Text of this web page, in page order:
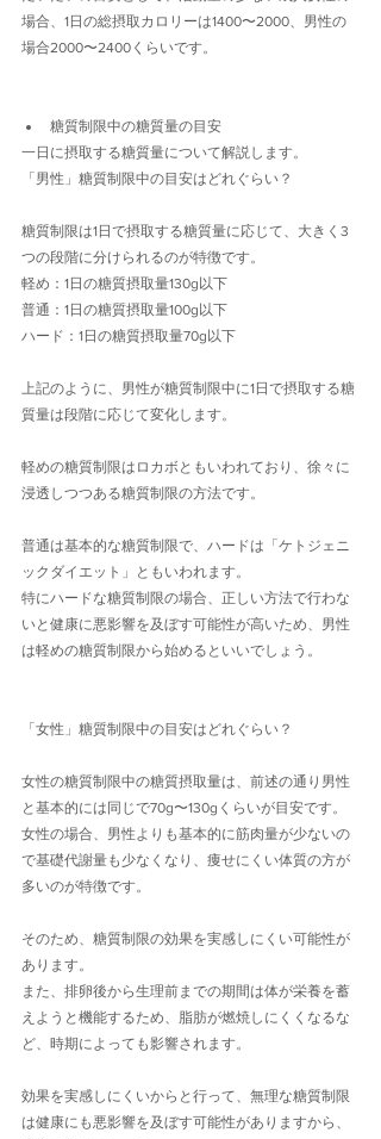
場合、1日の総摂取カロリーは1400〜2000、男性の
場合2000〜2400くらいです。
糖質制限中の糖質量の目安
一日に摂取する糖質量について解説します。
「男性」糖質制限中の目安はどれぐらい？
糖質制限は1日で摂取する糖質量に応じて、大きく3
つの段階に分けられるのが特徴です。
軽め：1日の糖質摂取量130g以下
普通：1日の糖質摂取量100g以下
ハード：1日の糖質摂取量70g以下
上記のように、男性が糖質制限中に1日で摂取する糖
質量は段階に応じて変化します。
軽めの糖質制限はロカボともいわれており、徐々に
浸透しつつある糖質制限の方法です。
普通は基本的な糖質制限で、ハードは「ケトジェニ
ックダイエット」ともいわれます。
特にハードな糖質制限の場合、正しい方法で行わな
いと健康に悪影響を及ぼす可能性が高いため、男性
は軽めの糖質制限から始めるといいでしょう。
「女性」糖質制限中の目安はどれぐらい？
女性の糖質制限中の糖質摂取量は、前述の通り男性
と基本的には同じで70g〜130gくらいが目安です。
女性の場合、男性よりも基本的に筋肉量が少ないの
で基礎代謝量も少なくなり、痩せにくい体質の方が
多いのが特徴です。
そのため、糖質制限の効果を実感しにくい可能性が
あります。
また、排卵後から生理前までの期間は体が栄養を蓄
えようと機能するため、脂肪が燃焼しにくくなるな
ど、時期によっても影響されます。
効果を実感しにくいからと行って、無理な糖質制限
は健康にも悪影響を及ぼす可能性がありますから、